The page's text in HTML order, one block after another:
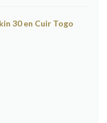
30 en Cuir Togo